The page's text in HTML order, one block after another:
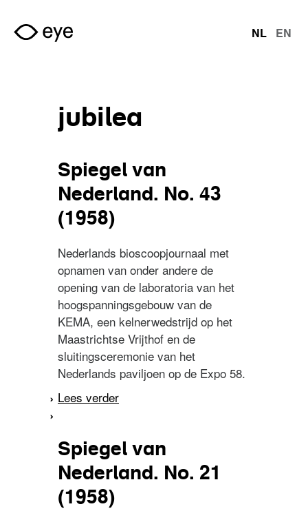
Overslaan en naar de inhoud gaan
talen
NL EN
jubilea
Spiegel van
Nederland. No. 43
(1958)
Nederlands bioscoopjournaal met
opnamen van onder andere de
opening van de laboratoria van het
hoogspanningsgebouw van de
KEMA, een kelnerwedstrijd op het
Maastrichtse Vrijthof en de
sluitingsceremonie van het
Nederlands paviljoen op de Expo 58.
Lees verder
Spiegel van
Nederland. No. 21
(1958)